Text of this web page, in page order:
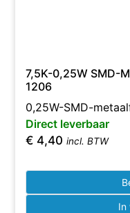
7,5K-0,25W SMD-
1206
0,25W-SMD-
Direct leverbaar
€ 4,40 incl. BTW
In